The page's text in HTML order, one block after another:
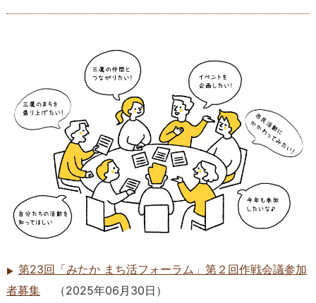
第23回「みたか まち活フォーラム」第２回作戦会議参加
者募集
（2025年06月30日 ）